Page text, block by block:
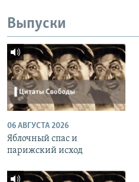
Выпуски
06 АВГУСТА 2026
Яблочный спас и
парижский исход